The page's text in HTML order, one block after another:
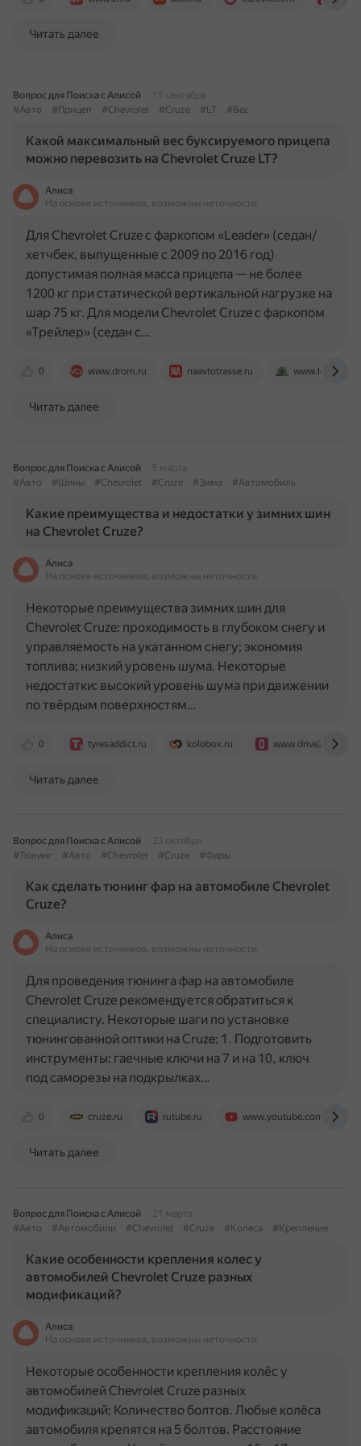
Читать далее
Вопрос для Поиска с Алисой
15 сентября
#Авто
#Прицеп #Chevrolet #Cruze #LT #Вес
Какой максимальный вес буксируемого прицепа
можно перевозить на Chevrolet Cruze LT?
Алиса
На основе источников, возможны неточности
0 www.drom.ru naavtotrasse.ru www.leader-
Для Chevrolet Cruze с фаркопом «Leader» (седан/
хетчбек, выпущенные с 2009 по 2016 год)
допустимая полная масса прицепа — не более
1200 кг при статической вертикальной нагрузке на
шар 75 кг. Для модели Chevrolet Cruze с фаркопом
«Трейлер» (седан с…
Читать далее
Вопрос для Поиска с Алисой
5 марта
#Авто
#Шины #Chevrolet #Cruze #Зима #Автомобиль
Какие преимущества и недостатки у зимних шин
на Chevrolet Cruze?
Алиса
На основе источников, возможны неточности
0 tyresaddict.ru kolobox.ru www.drive2.ru
Некоторые преимущества зимних шин для
Chevrolet Cruze: проходимость в глубоком снегу и
управляемость на укатанном снегу; экономия
топлива; низкий уровень шума. Некоторые
недостатки: высокий уровень шума при движении
по твёрдым поверхностям…
Читать далее
Вопрос для Поиска с Алисой
23 октября
#Тюнинг
#Авто #Chevrolet #Cruze #Фары
Как сделать тюнинг фар на автомобиле Chevrolet
Cruze?
Алиса
На основе источников, возможны неточности
0 cruze.ru rutube.ru www.youtube.com
Для проведения тюнинга фар на автомобиле
Chevrolet Cruze рекомендуется обратиться к
специалисту. Некоторые шаги по установке
тюнингованной оптики на Cruze: 1. Подготовить
инструменты: гаечные ключи на 7 и на 10, ключ
под саморезы на подкрылках…
Читать далее
Вопрос для Поиска с Алисой
21 марта
#Авто
#Автомобили #Chevrolet #Cruze #Колеса #Крепление
Какие особенности крепления колес у
автомобилей Chevrolet Cruze разных
модификаций?
Алиса
На основе источников, возможны неточности
Некоторые особенности крепления колёс у
автомобилей Chevrolet Cruze разных
модификаций: Количество болтов. Любые колёса
автомобиля крепятся на 5 болтов. Расстояние